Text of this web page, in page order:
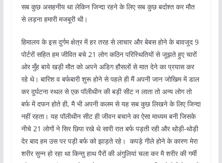
सब कुछ असहनीय था लेकिन जिन्‍दा रहने के लिए सब कुछ बर्दाश्त कर मौत
से लड़ना हमारी मजबूरी थी।
हिमालय के इस दुर्गम क्षेत्र में हर तरह से लाचार और बेबस होने के बावजूद 9
पोर्टरों सहित हम जीवित बचे 21 लोग कठिन परिस्थितियों से जूझते हुए चारों
ओर मुँह बाये खड़ी मौत को अपने अडिग हौसलों से मात देने का प्रयास कर
रहे थे। बारिश व बर्फबारी शुरू होने से पहले ही मैं अपनी जान जोखिम में डाल
कर दुर्घटना स्थल से एक पॉलीथीन की बड़ी सीट न लाता तो अन्य लोग तो
बर्फ में दफन होते ही, मै भी अपनी कलम से यह सब कुछ लिखने के लिए जिन्दा
नहीं रहता। यह पॉलीथीन सीट ही जीवन बचाने का ऐसा माध्यम बनी जिसके
नीचे 21 लोगों ने सिर छिपा रखे थे सारी रात बर्फ पड़ती रही और थोड़ी-थोड़ी
देर बाद हम उस पर पड़ी बर्फ को झाड़ते रहे। कपड़े गीले होने के कारण मेरा
शरीर सुन्न हो रहा था किन्तु हाथ पैरों की अंगुलियां चला कर मै शरीर की गर्मी